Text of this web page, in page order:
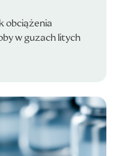
obciążenia
w guzach litych